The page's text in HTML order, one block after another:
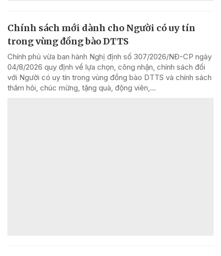
Chính sách mới dành cho Người có uy tín
trong vùng đồng bào DTTS
Chính phủ vừa ban hành Nghị định số 307/2026/NĐ-CP ngày
04/8/2026 quy định về lựa chọn, công nhận, chính sách đối
với Người có uy tín trong vùng đồng bào DTTS và chính sách
thăm hỏi, chúc mừng, tặng quà, động viên,...